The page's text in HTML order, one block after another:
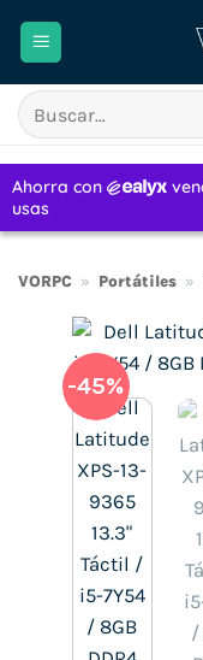
Buscar
por:
VORPC » Portátiles »
-45%